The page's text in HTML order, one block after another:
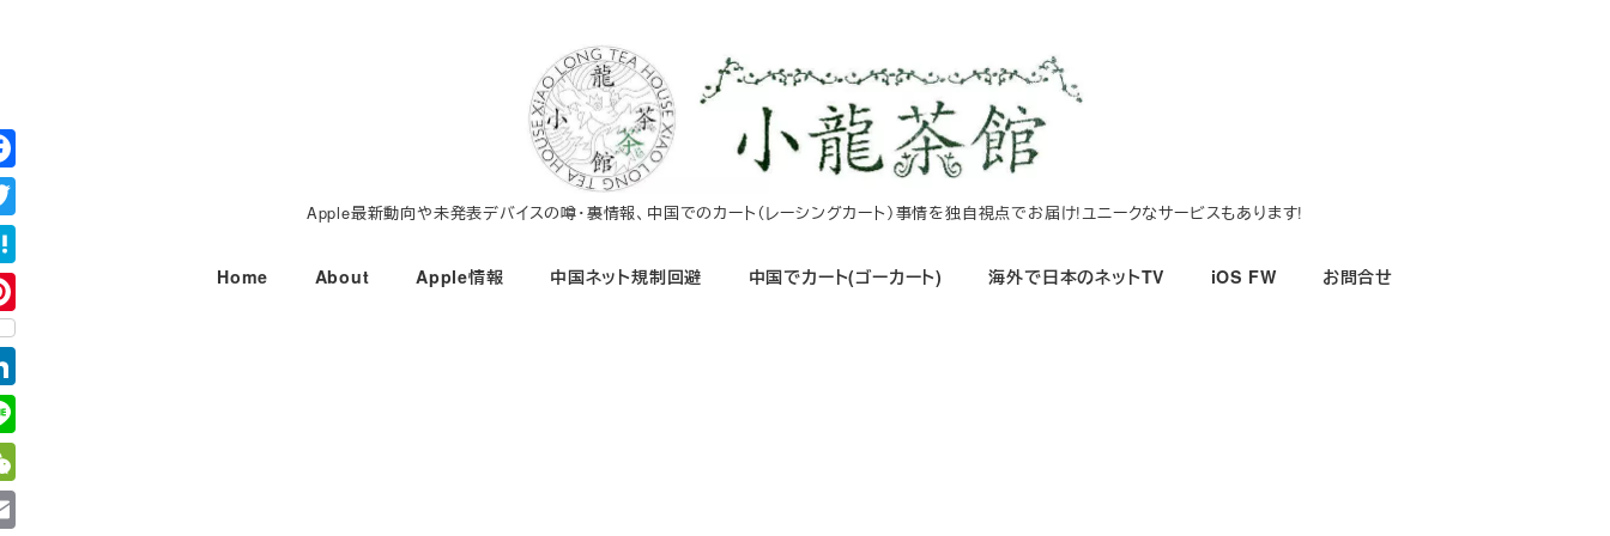
コ
ン
テ
ン
ツ
へ
移
動
Apple最新動向や未発表デバイスの噂・裏情報、中国でのカート（レーシングカート）事情を独自視点でお届け!ユニークなサービスもあります!
Home About Apple情報 中国ネット規制回避 中国でカート(ゴーカート) 海外で日本のネットTV iOS FW お問合せ